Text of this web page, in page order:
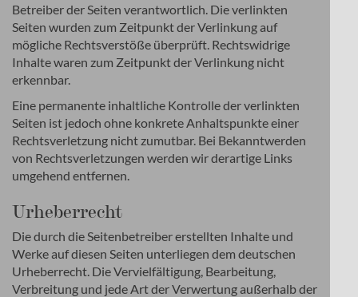
Betreiber der Seiten verantwortlich. Die verlinkten
Seiten wurden zum Zeitpunkt der Verlinkung auf
mögliche Rechtsverstöße überprüft. Rechtswidrige
Inhalte waren zum Zeitpunkt der Verlinkung nicht
erkennbar.
Eine permanente inhaltliche Kontrolle der verlinkten
Seiten ist jedoch ohne konkrete Anhaltspunkte einer
Rechtsverletzung nicht zumutbar. Bei Bekanntwerden
von Rechtsverletzungen werden wir derartige Links
umgehend entfernen.
Urheberrecht
Die durch die Seitenbetreiber erstellten Inhalte und
Werke auf diesen Seiten unterliegen dem deutschen
Urheberrecht. Die Vervielfältigung, Bearbeitung,
Verbreitung und jede Art der Verwertung außerhalb der